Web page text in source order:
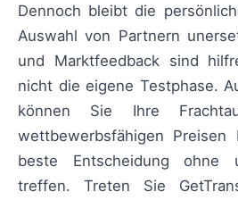
Dennoch bleibt die
Auswahl von Partnern
und Marktfeedback sind
nicht die eigene Testphase.
können Sie Ihre
wettbewerbsfähigen
beste Entscheidung ohne
treffen. Treten Sie